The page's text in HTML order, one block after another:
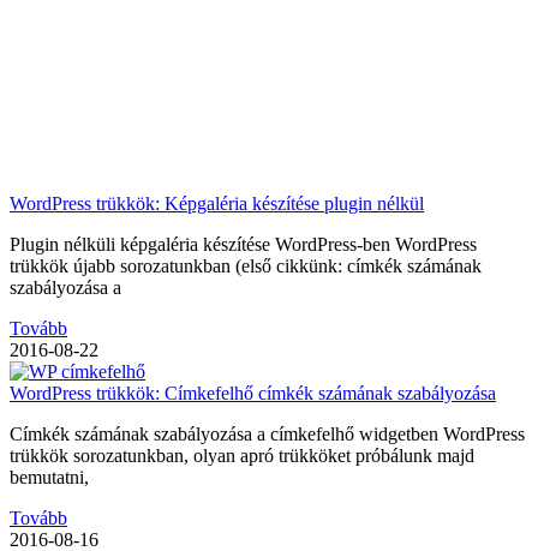
WordPress trükkök: Képgaléria készítése plugin nélkül
Plugin nélküli képgaléria készítése WordPress-ben WordPress
trükkök újabb sorozatunkban (első cikkünk: címkék számának
szabályozása a
Tovább
2016-08-22
WordPress trükkök: Címkefelhő címkék számának szabályozása
Címkék számának szabályozása a címkefelhő widgetben WordPress
trükkök sorozatunkban, olyan apró trükköket próbálunk majd
bemutatni,
Tovább
2016-08-16